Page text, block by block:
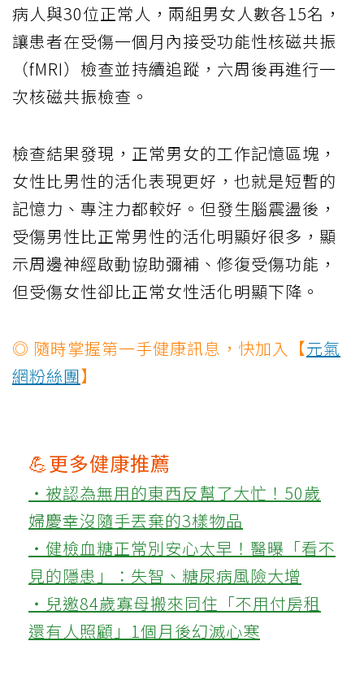
病人與30位正常人，兩組男女人數各15名，
讓患者在受傷一個月內接受功能性核磁共振
（fMRI）檢查並持續追蹤，六周後再進行一
次核磁共振檢查。
檢查結果發現，正常男女的工作記憶區塊，
女性比男性的活化表現更好，也就是短暫的
記憶力、專注力都較好。但發生腦震盪後，
受傷男性比正常男性的活化明顯好很多，顯
示周邊神經啟動協助彌補、修復受傷功能，
但受傷女性卻比正常女性活化明顯下降。
◎ 隨時掌握第一手健康訊息，快加入【元氣
網粉絲團】
💪更多健康推薦
‧被認為無用的東西反幫了大忙！50歲
婦慶幸沒隨手丟棄的3樣物品
‧健檢血糖正常別安心太早！醫曝「看不
見的隱患」：失智、糖尿病風險大增
‧兒邀84歲寡母搬來同住「不用付房租
還有人照顧」1個月後幻滅心寒